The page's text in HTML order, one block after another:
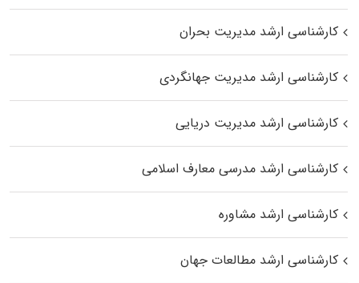
کارشناسی ارشد مدیریت بحران
کارشناسی ارشد مدیریت جهانگردی
کارشناسی ارشد مدیریت دریایی
کارشناسی ارشد مدرسی معارف اسلامی
کارشناسی ارشد مشاوره
کارشناسی ارشد مطالعات جهان